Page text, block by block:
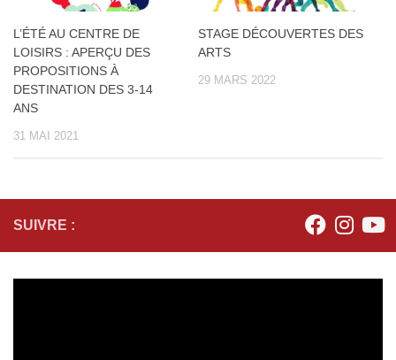
L’ÉTÉ AU CENTRE DE
LOISIRS : APERÇU DES
PROPOSITIONS À
DESTINATION DES 3-14
ANS
31 MAI 2021
STAGE DÉCOUVERTES DES
ARTS
29 MARS 2022
SUIVRE :